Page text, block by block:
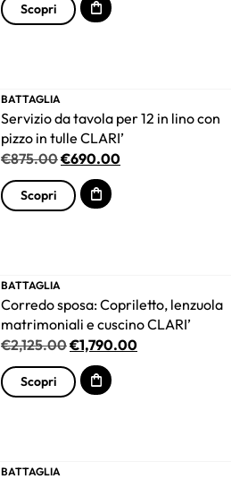
Scopri
BATTAGLIA
Servizio da tavola per 12 in lino con
pizzo in tulle CLARI’
€875.00€690.00
Scopri
BATTAGLIA
Corredo sposa: Copriletto, lenzuola
matrimoniali e cuscino CLARI’
€2,125.00€1,790.00
Scopri
BATTAGLIA